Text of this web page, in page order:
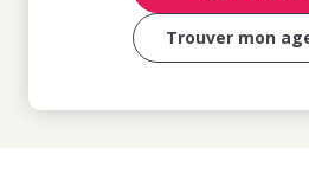
Trouver mon